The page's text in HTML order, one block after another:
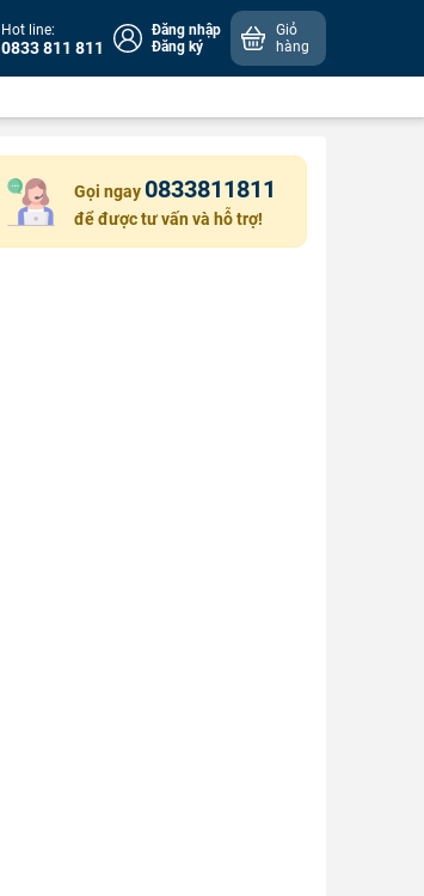
Hot line:
0833 811 811
Đăng nhập
Đăng ký
Giỏ
hàng
Gọi ngay 0833811811
để được tư vấn và hỗ trợ!